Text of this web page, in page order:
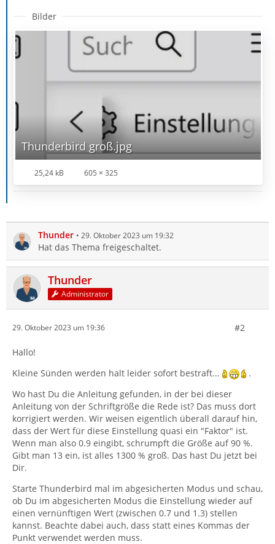
Bilder
Thunderbird groß.jpg
25,24 kB 605 × 325
Thunder 29. Oktober 2023 um 19:32
Hat das Thema freigeschaltet.
Thunder
Administrator
29. Oktober 2023 um 19:36 #2
Hallo!
Kleine Sünden werden halt leider sofort bestraft...
.
Wo hast Du die Anleitung gefunden, in der bei dieser
Anleitung von der Schriftgröße die Rede ist? Das muss dort
korrigiert werden. Wir weisen eigentlich überall darauf hin,
dass der Wert für diese Einstellung quasi ein "Faktor" ist.
Wenn man also 0.9 eingibt, schrumpft die Größe auf 90 %.
Gibt man 13 ein, ist alles 1300 % groß. Das hast Du jetzt bei
Dir.
Starte Thunderbird mal im abgesicherten Modus und schau,
ob Du im abgesicherten Modus die Einstellung wieder auf
einen vernünftigen Wert (zwischen 0.7 und 1.3) stellen
kannst. Beachte dabei auch, dass statt eines Kommas der
Punkt verwendet werden muss.